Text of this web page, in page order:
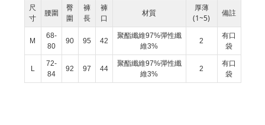
尺
寸
腰圍
臀
圍
褲
長
褲
口
材質
厚薄
(1~5)
備註
M
68-
80
90 95 42
聚酯纖維97%彈性纖
維3%
2
有口
袋
L
72-
84
92 97 44
聚酯纖維97%彈性纖
維3%
2
有口
袋